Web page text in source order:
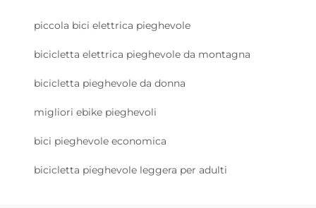
piccola bici elettrica pieghevole
bicicletta elettrica pieghevole da montagna
bicicletta pieghevole da donna
migliori ebike pieghevoli
bici pieghevole economica
bicicletta pieghevole leggera per adulti